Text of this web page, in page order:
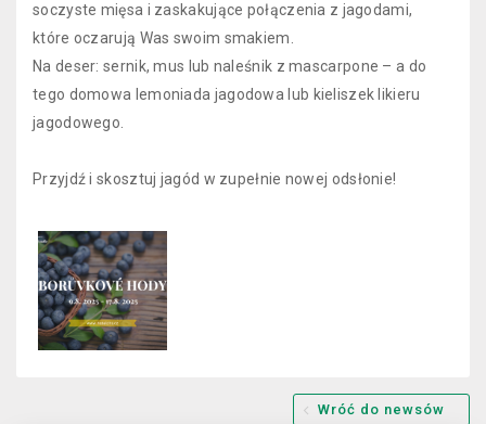
soczyste mięsa i zaskakujące połączenia z jagodami,
które oczarują Was swoim smakiem.
Na deser: sernik, mus lub naleśnik z mascarpone – a do
tego domowa lemoniada jagodowa lub kieliszek likieru
jagodowego.
Przyjdź i skosztuj jagód w zupełnie nowej odsłonie!
Wróć do newsów